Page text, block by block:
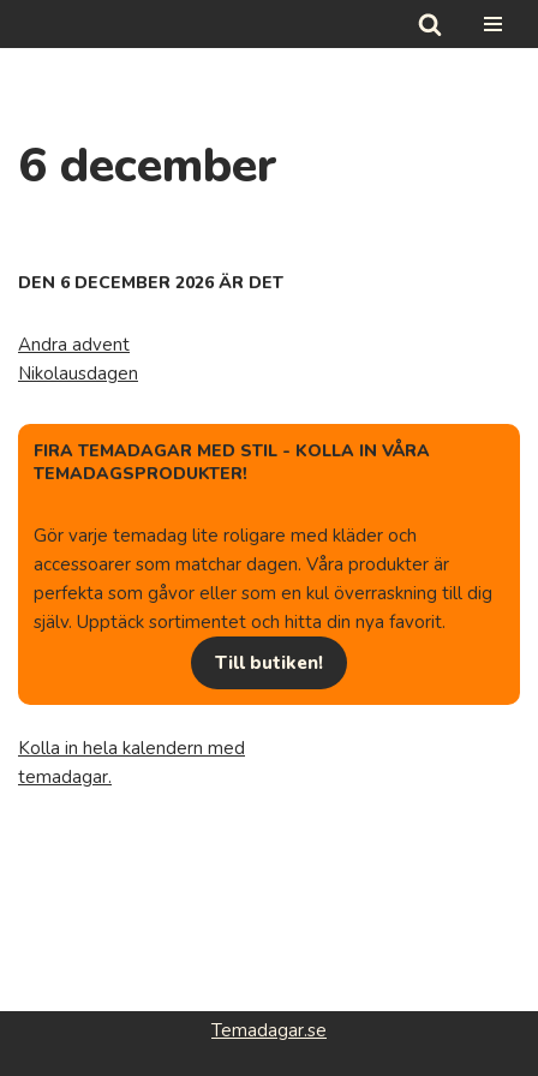
6 december
DEN 6 DECEMBER 2026 ÄR DET
Andra advent
Nikolausdagen
FIRA TEMADAGAR MED STIL - KOLLA IN VÅRA
TEMADAGSPRODUKTER!
Gör varje temadag lite roligare med kläder och
accessoarer som matchar dagen. Våra produkter är
perfekta som gåvor eller som en kul överraskning till dig
själv. Upptäck sortimentet och hitta din nya favorit.
Till butiken!
Kolla in hela kalendern med
temadagar.
Temadagar.se